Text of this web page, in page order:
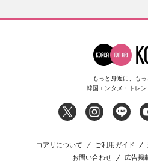
もっと身近に、もっ
韓国エンタメ・トレン
コアリについて ご利用ガイド
お問い合わせ
広告掲